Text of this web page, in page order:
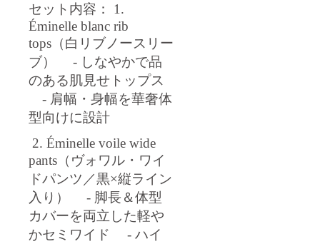
セット内容： 1.
Éminelle blanc rib
tops（白リブノースリー
ブ） - しなやかで品
のある肌見せトップス
- 肩幅・身幅を華奢体
型向けに設計
2. Éminelle voile wide
pants（ヴォワル・ワイ
ドパンツ／黒×縦ライン
入り） - 脚長＆体型
カバーを両立した軽や
かセミワイド - ハイ